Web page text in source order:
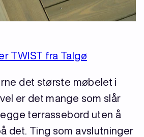
TWIST fra Talgø
det største møbelet i
er det mange som slår
terrassebord uten å
det. Ting som avslutninger